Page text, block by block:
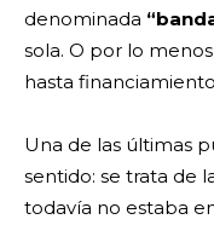
denominada
sola. O por lo
hasta
Una de las últimas
sentido: se trata de
todavía no estaba